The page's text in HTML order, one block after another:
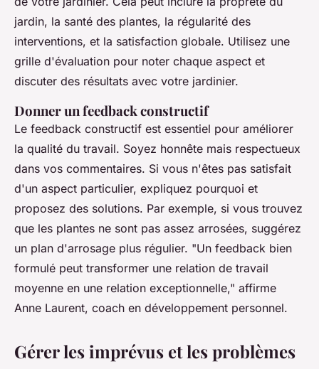
jardin, la santé des plantes, la régularité des
interventions, et la satisfaction globale. Utilisez une
grille d'évaluation pour noter chaque aspect et
discuter des résultats avec votre jardinier.
Donner un feedback constructif
Le feedback constructif est essentiel pour améliorer
la qualité du travail. Soyez honnête mais respectueux
dans vos commentaires. Si vous n'êtes pas satisfait
d'un aspect particulier, expliquez pourquoi et
proposez des solutions. Par exemple, si vous trouvez
que les plantes ne sont pas assez arrosées, suggérez
un plan d'arrosage plus régulier. "Un feedback bien
formulé peut transformer une relation de travail
moyenne en une relation exceptionnelle," affirme
Anne Laurent, coach en développement personnel.
Gérer les imprévus et les problèmes